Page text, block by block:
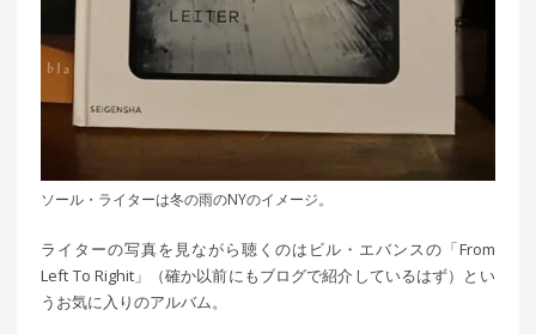
ソール・ライターは冬の雨のNYのイメージ。
ライターの写真を見ながら聴くのはビル・エバンスの「From
Left To Righit」（確か以前にもブログで紹介しているはず）とい
うお気に入りのアルバム。